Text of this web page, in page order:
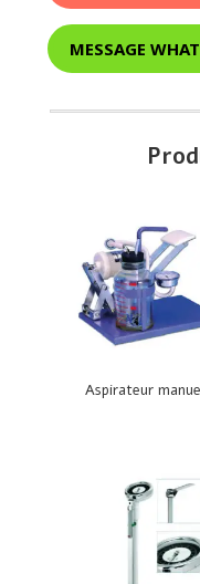
MESSAGE
Aspirateur